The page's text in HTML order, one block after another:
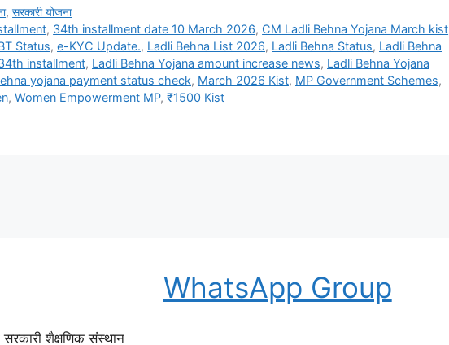
,सरकारी योजना
, 34th installment date 10 March 2026, CM Ladli Behna Yojana March kist
Status, e-KYC Update., Ladli Behna List 2026, Ladli Behna Status, Ladli Behna
installment, Ladli Behna Yojana amount increase news, Ladli Behna Yojana
yojana payment status check, March 2026 Kist, MP Government Schemes,
, Women Empowerment MP, ₹1500 Kist
शैक्षणिक संस्थान
WhatsApp Group